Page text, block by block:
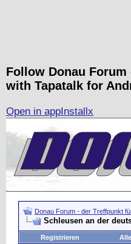
Follow Donau
with Tapatalk for
Open in appInstallx
Donau Forum - der Treffpunkt
Schleusen an der
Registrieren